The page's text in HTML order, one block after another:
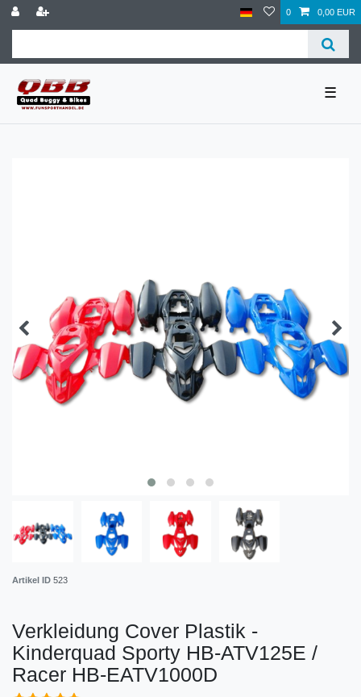
0 0,00 EUR
☰
Artikel ID 523
Verkleidung Cover Plastik -
Kinderquad Sporty HB-ATV125E /
Racer HB-EATV1000D